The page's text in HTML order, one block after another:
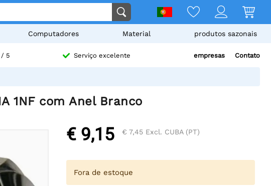
Computadores Material produtos sazonais
5 Serviço excelente empresas Contato
1NF com Anel Branco
€ 9,15 € 7,45 Excl. CUBA (PT)
Fora de estoque